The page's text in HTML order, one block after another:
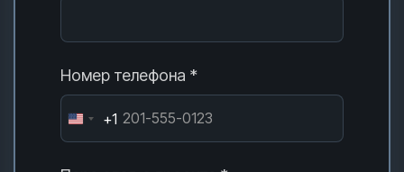
Номер телефона *
+1